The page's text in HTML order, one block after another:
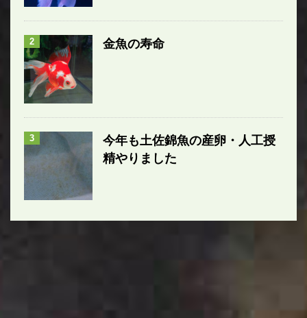
2 金魚の寿命
3
今年も土佐錦魚の産卵・人工授
精やりました